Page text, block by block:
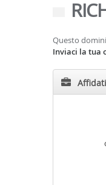
Questo
Inviaci la tua